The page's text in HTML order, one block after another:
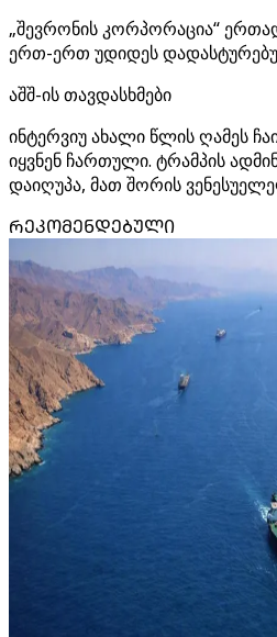
„შევრონის კორპორაცია“
ერთ-ერთ უდიდეს
აშშ-ის თავდასხმები
ინტერვიუ ახალი წლის ღამეს
იყვნენ ჩართული. ტრამპის
დაიღუპა, მათ შორის
ᲠᲔᲙᲝᲛᲔᲜᲓᲔᲑᲣᲚᲘ